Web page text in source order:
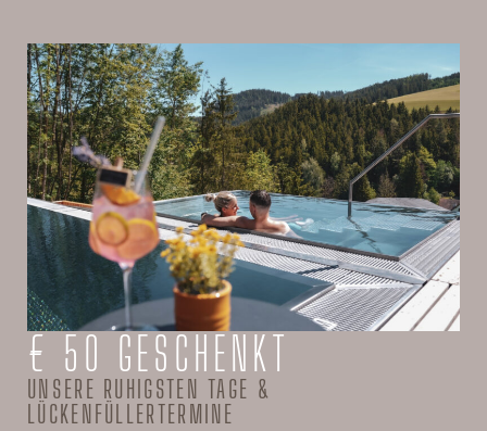
€ 50 GESCHENKT
UNSERE RUHIGSTEN TAGE &
LÜCKENFÜLLERTERMINE